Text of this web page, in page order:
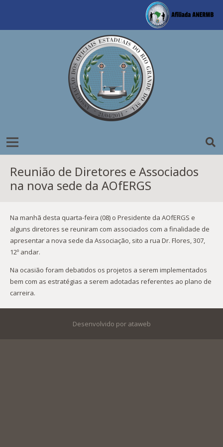
Reunião de Diretores e Associados
na nova sede da AOfERGS
Na manhã desta quarta-feira (08) o Presidente da AOfERGS e
alguns diretores se reuniram com associados com a finalidade de
apresentar a nova sede da Associação, sito a rua Dr. Flores, 307,
12º andar.
Na ocasião foram debatidos os projetos a serem implementados
bem com as estratégias a serem adotadas referentes ao plano de
carreira.
Desenvolvido por ataweb